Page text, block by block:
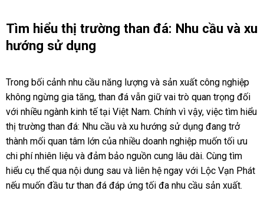
Tìm hiểu thị trường than đá: Nhu cầu và xu
hướng sử dụng
Trong bối cảnh nhu cầu năng lượng và sản xuất công nghiệp
không ngừng gia tăng, than đá vẫn giữ vai trò quan trọng đối
với nhiều ngành kinh tế tại Việt Nam. Chính vì vậy, việc tìm hiểu
thị trường than đá: Nhu cầu và xu hướng sử dụng đang trở
thành mối quan tâm lớn của nhiều doanh nghiệp muốn tối ưu
chi phí nhiên liệu và đảm bảo nguồn cung lâu dài. Cùng tìm
hiểu cụ thể qua nội dung sau và liên hệ ngay với Lộc Vạn Phát
nếu muốn đầu tư than đá đáp ứng tối đa nhu cầu sản xuất.